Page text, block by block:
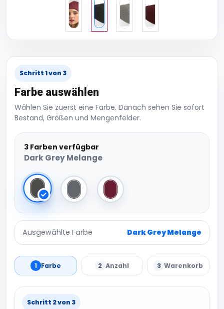
Schritt 1 von 3
Farbe auswählen
Wählen Sie zuerst eine Farbe. Danach sehen Sie sofort
Bestand, Größen und Mengenfelder.
3 Farben verfügbar
Dark Grey Melange
Dark Grey Melange
Grey MelangeBurgundy Melange
Ausgewählte Farbe Dark Grey Melange
1 Farbe 2 Anzahl 3 Warenkorb
Schritt 2 von 3